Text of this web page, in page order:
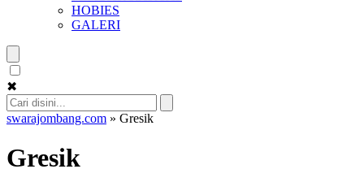
HOBIES
GALERI
✖
swarajombang.com » Gresik
Gresik